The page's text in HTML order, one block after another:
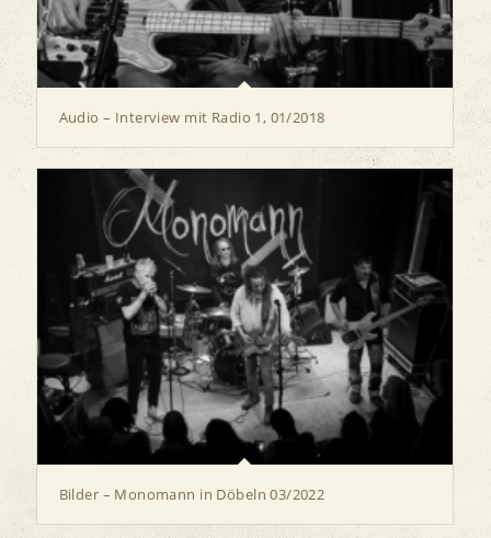
Audio – Interview mit Radio 1, 01/2018
Bilder – Monomann in Döbeln 03/2022